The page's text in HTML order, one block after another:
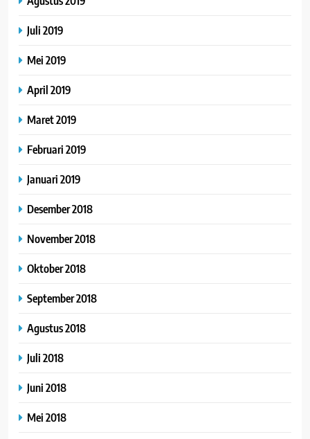
Juli 2019
Mei 2019
April 2019
Maret 2019
Februari 2019
Januari 2019
Desember 2018
November 2018
Oktober 2018
September 2018
Agustus 2018
Juli 2018
Juni 2018
Mei 2018